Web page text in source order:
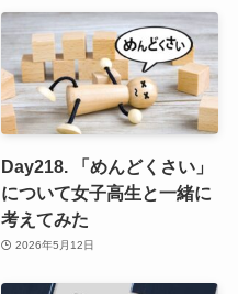
Day218. 「めんどくさい」
について女子高生と一緒に
考えてみた
2026年5月12日